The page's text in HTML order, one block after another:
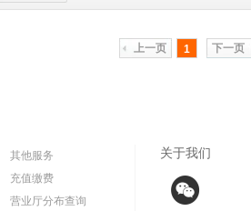
上一页
1 下一页
其他服务
充值缴费
营业厅分布查询
关于我们